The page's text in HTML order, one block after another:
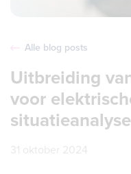
Alle blog posts
Uitbreiding
voor
situatieanalyse